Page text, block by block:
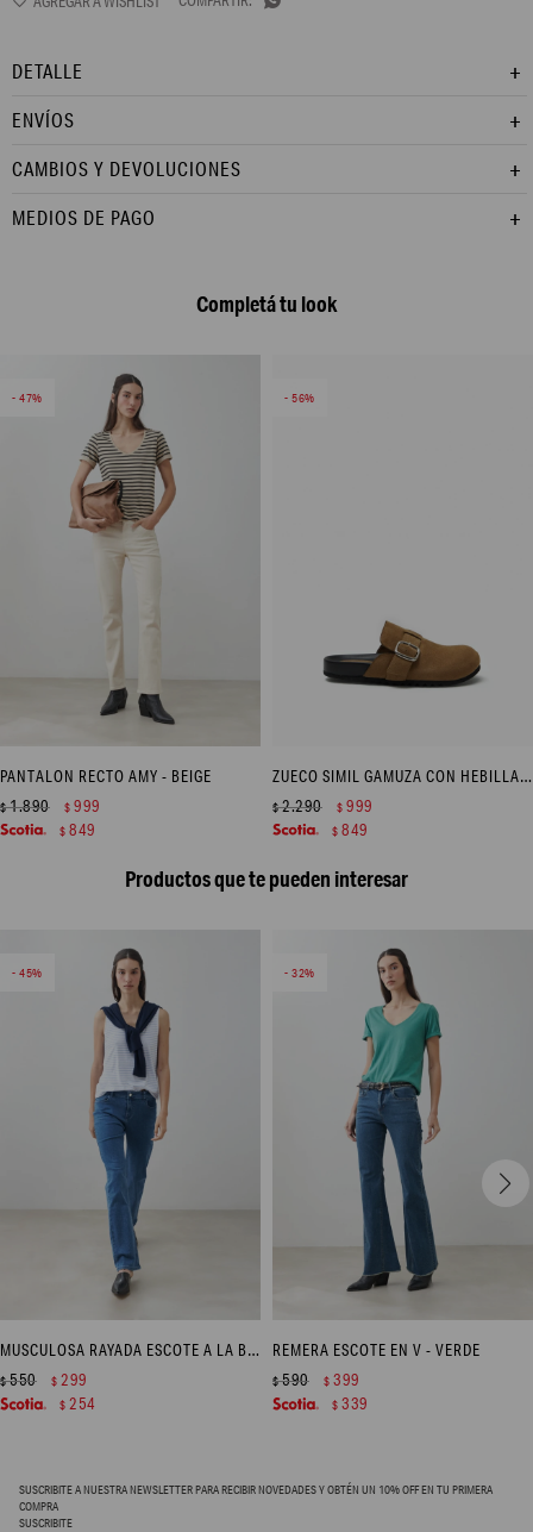
DETALLE
ENVÍOS
CAMBIOS Y DEVOLUCIONES
MEDIOS DE PAGO
Completá tu look
47
PANTALON RECTO AMY - BEIGE
$1.890 $ 999
$ 849
56
ZUECO SIMIL GAMUZA CON HEBILLA - BEIGE
$2.290 $ 999
$ 849
Productos que te pueden interesar
45
MUSCULOSA RAYADA ESCOTE A LA BASE - BLANCO
$550 $ 299
$ 254
32
REMERA ESCOTE EN V - VERDE
$590 $ 399
$ 339
SUSCRIBITE A NUESTRA NEWSLETTER PARA RECIBIR NOVEDADES Y OBTÉN UN 10% OFF EN TU PRIMERA
COMPRA
SUSCRIBITE